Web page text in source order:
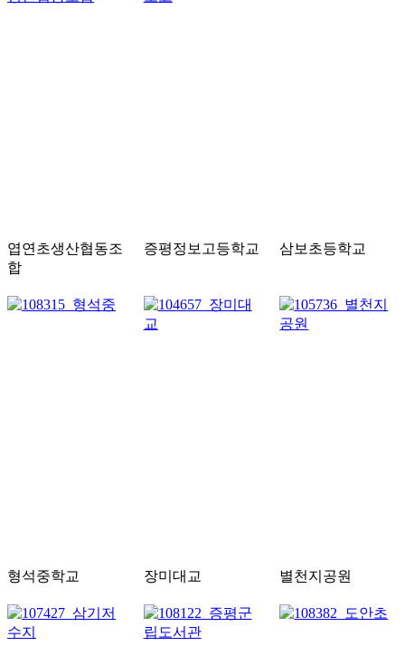
엽연초생산협동조
합
증평정보고등학교 삼보초등학교
형석중학교 장미대교 별천지공원